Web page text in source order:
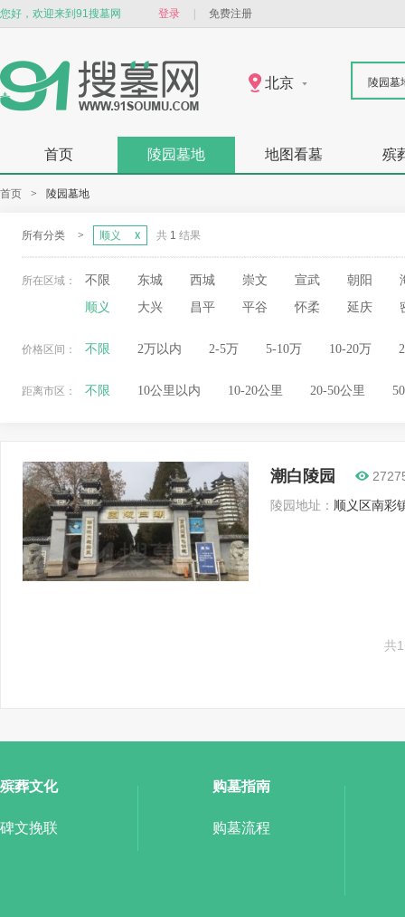
您好，欢迎来到91搜墓网 登录 免费注册
北京 陵园墓
首页 陵园墓地 地图看墓 殡
首页 > 陵园墓地
所有分类 > 顺义 共 1 结果
所在区域： 不限 东城 西城 崇文 宣武 朝阳
顺义
大兴 昌平 平谷 怀柔 延庆
价格区间： 不限 2万以内 2-5万 5-10万 10-20万
距离市区： 不限 10公里以内 10-20公里 20-50公里
潮白陵园
陵园地址： 顺义区南彩
共
殡葬文化
碑文挽联
购墓指南
购墓流程